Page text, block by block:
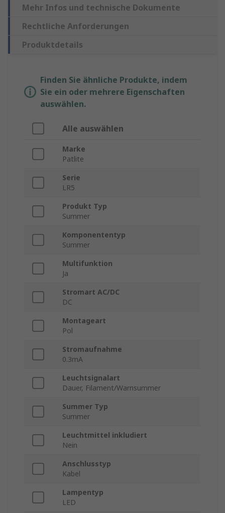
Mehr Infos und technische Dokumente
Rechtliche Anforderungen
Produktdetails
Finden Sie ähnliche Produkte, indem
Sie ein oder mehrere Eigenschaften
auswählen.
Alle auswählen
Marke
Patlite
Serie
LR5
Produkt Typ
Summer
Komponententyp
Summer
Multifunktion
Ja
Stromart AC/DC
DC
Montageart
Pol
Stromaufnahme
0.3mA
Leuchtsignalart
Dauer, Filament/Warnsummer
Summer Typ
Summer
Leuchtmittel inkludiert
Nein
Anschlusstyp
Kabel
Lampentyp
LED